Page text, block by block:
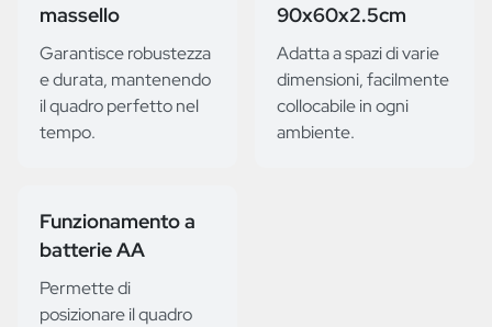
massello
Garantisce robustezza
e durata, mantenendo
il quadro perfetto nel
tempo.
90x60x2.5cm
Adatta a spazi di varie
dimensioni, facilmente
collocabile in ogni
ambiente.
Funzionamento a
batterie AA
Permette di
posizionare il quadro